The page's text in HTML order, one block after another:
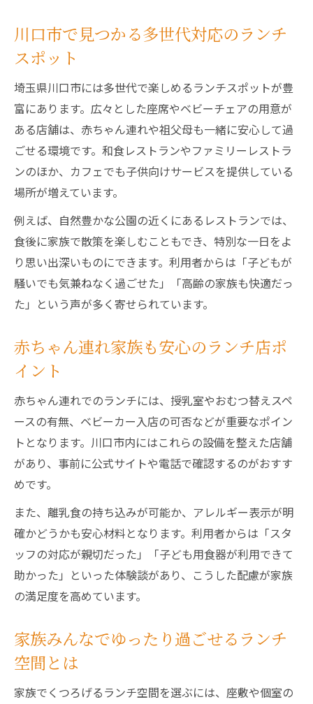
家族で過ごす川口市のお宮参り後ランチ体験
実際の声から学ぶ家族ランチ体験談
策
子ども連れでも快適なランチ体験の秘訣
思い出に残る家族ランチの過ごし方
利用者評価の高い川口市ランチの特徴
ランチを通じてお宮参りの思い出を深める方法
ランチ選びで思い出に残るお宮参りを演出
みんなが笑顔になるランチシーンの工夫
記念写真と一緒に楽しむランチ体験
手土産やデザートで特別感をプラス
お宮参り後ならではのランチ演出アイデア
快適なランチ環境を選ぶためのポイント
アクセス便利なランチスポットの探し方
年配の方も安心できるランチ空間とは
駐車場やバリアフリー設備の有無も確認
川口市で見つかる多世代対応のランチ
スポット
埼玉県川口市には多世代で楽しめるランチスポットが豊
富にあります。広々とした座席やベビーチェアの用意が
ある店舗は、赤ちゃん連れや祖父母も一緒に安心して過
ごせる環境です。和食レストランやファミリーレストラ
ンのほか、カフェでも子供向けサービスを提供している
場所が増えています。
例えば、自然豊かな公園の近くにあるレストランでは、
食後に家族で散策を楽しむこともでき、特別な一日をよ
り思い出深いものにできます。利用者からは「子どもが
騒いでも気兼ねなく過ごせた」「高齢の家族も快適だっ
た」という声が多く寄せられています。
赤ちゃん連れ家族も安心のランチ店ポ
イント
赤ちゃん連れでのランチには、授乳室やおむつ替えスペ
ースの有無、ベビーカー入店の可否などが重要なポイン
トとなります。川口市内にはこれらの設備を整えた店舗
があり、事前に公式サイトや電話で確認するのがおすす
めです。
また、離乳食の持ち込みが可能か、アレルギー表示が明
確かどうかも安心材料となります。利用者からは「スタ
ッフの対応が親切だった」「子ども用食器が利用できて
助かった」といった体験談があり、こうした配慮が家族
の満足度を高めています。
家族みんなでゆったり過ごせるランチ
空間とは
家族でくつろげるランチ空間を選ぶには、座敷や個室の